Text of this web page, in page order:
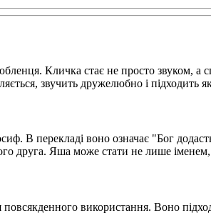
Кличка стає не просто звуком,
звучить дружелюбно і підходить
В перекладі воно означає "Бог
Яша може стати не лише іменем,
використання. Воно